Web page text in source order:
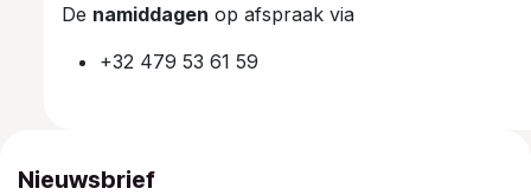
De namiddagen op afspraak via
+32 479 53 61 59
Nieuwsbrief